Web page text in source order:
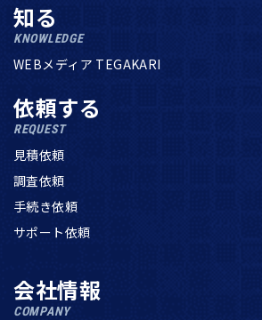
知る
KNOWLEDGE
WEBメディア TEGAKARI
依頼する
REQUEST
見積依頼
調査依頼
手続き依頼
サポート依頼
会社情報
COMPANY